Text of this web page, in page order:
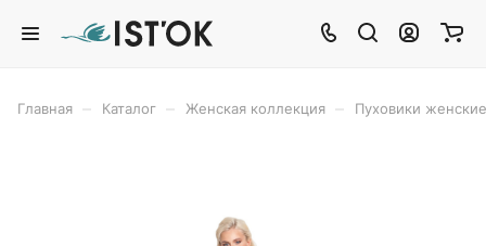
Главная Каталог Женская коллекция Пуховики женские